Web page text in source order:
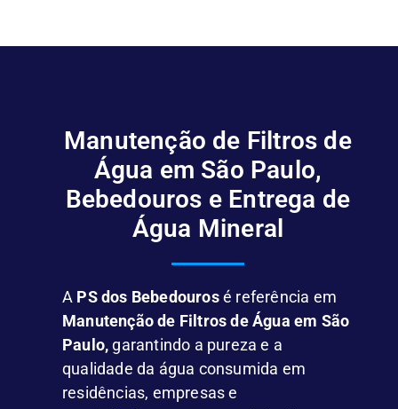
Manutenção de Filtros de
Água em São Paulo,
Bebedouros e Entrega de
Água Mineral
A PS dos Bebedourosé referência em
Manutenção de Filtros de Água em São
Paulo, garantindo a pureza e a
qualidade da água consumida em
residências, empresas e